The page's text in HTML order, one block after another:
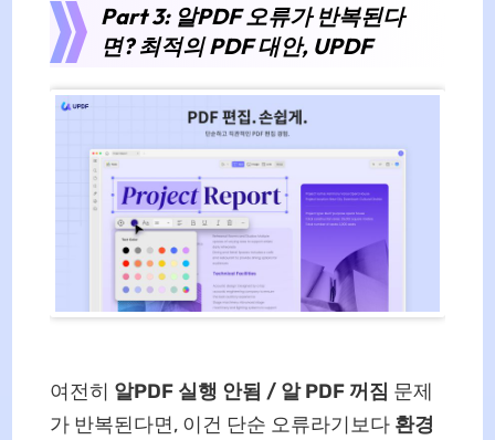
Part 3: 알PDF 오류가 반복된다
면? 최적의 PDF 대안, UPDF
여전히 알PDF 실행 안됨 / 알 PDF 꺼짐 문제
가 반복된다면, 이건 단순 오류라기보다 환경